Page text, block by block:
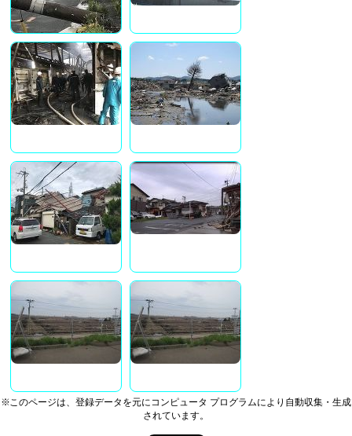
※このページは、登録データを元にコンピュータ プログラムにより自動収集・生成
されています。